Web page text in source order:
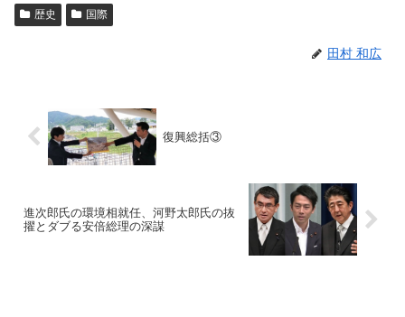
歴史 国際
田村 和広
復興総括③
進次郎氏の環境相就任、河野太郎氏の抜
擢とダブる安倍総理の深謀